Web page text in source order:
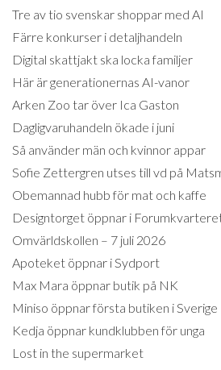
Tre av tio svenskar shoppar med AI
Färre konkurser i detaljhandeln
Digital skattjakt ska locka familjer
Här är generationernas AI-vanor
Arken Zoo tar över Ica Gaston
Dagligvaruhandeln ökade i juni
Så använder män och kvinnor appar
Sofie Zettergren utses till vd på
Obemannad hubb för mat och kaffe
Designtorget öppnar i
Omvärldskollen – 7 juli 2026
Apoteket öppnar i Sydport
Max Mara öppnar butik på NK
Miniso öppnar första butiken i Sverige
Kedja öppnar kundklubben för unga
Lost in the supermarket